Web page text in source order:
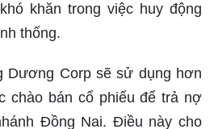
khăn trong việc huy động
thống.
Dương Corp sẽ sử dụng hơn
chào bán cổ phiếu để trả nợ
Đồng Nai. Điều này cho